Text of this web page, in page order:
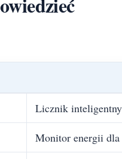
Licznik
Monitor energii dla